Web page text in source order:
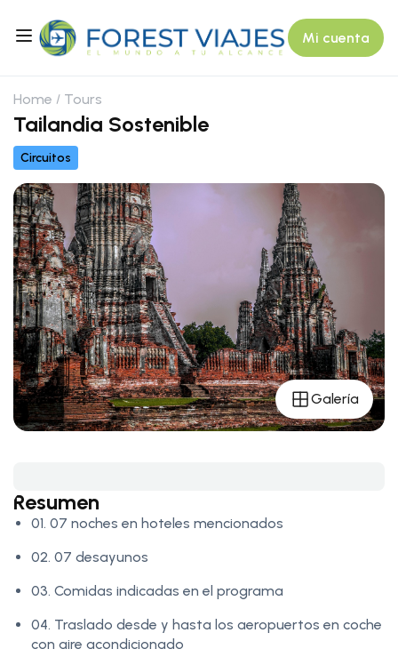
Mi cuenta
Home Tours
Tailandia Sostenible
Circuitos
Galería
Resumen
01. 07 noches en hoteles mencionados
02. 07 desayunos
03. Comidas indicadas en el programa
04. Traslado desde y hasta los aeropuertos en coche
con aire acondicionado